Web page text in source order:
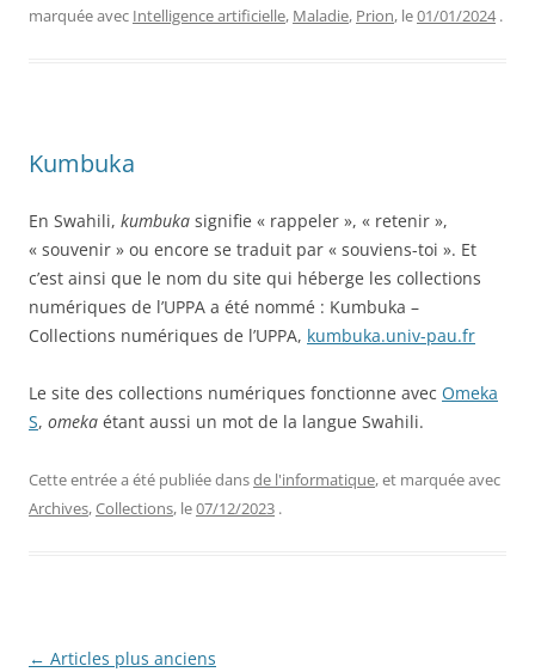
marquée avec Intelligence artificielle, Maladie, Prion, le01/01/2024 .
Kumbuka
En Swahili, kumbuka signifie « rappeler », « retenir »,
« souvenir » ou encore se traduit par « souviens-toi ». Et
c’est ainsi que le nom du site qui héberge les collections
numériques de l’UPPA a été nommé : Kumbuka –
Collections numériques de l’UPPA, kumbuka.univ-pau.fr
Le site des collections numériques fonctionne avec Omeka
S, omeka étant aussi un mot de la langue Swahili.
Cette entrée a été publiée dansde l'informatique, et marquée avec
Archives,Collections, le07/12/2023 .
Navigation
← Articles plus anciens